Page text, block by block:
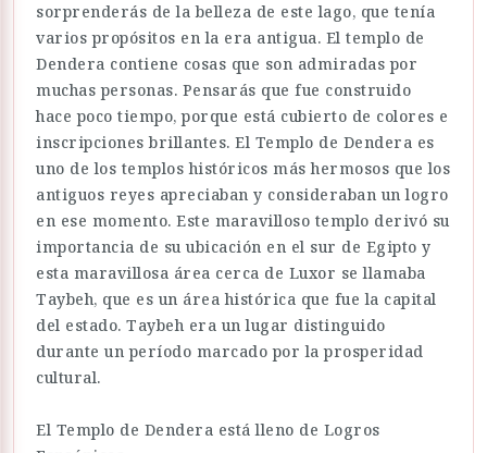
sorprenderás de la belleza de este lago, que tenía
varios propósitos en la era antigua. El templo de
Dendera contiene cosas que son admiradas por
muchas personas. Pensarás que fue construido
hace poco tiempo, porque está cubierto de colores e
inscripciones brillantes. El Templo de Dendera es
uno de los templos históricos más hermosos que los
antiguos reyes apreciaban y consideraban un logro
en ese momento. Este maravilloso templo derivó su
importancia de su ubicación en el sur de Egipto y
esta maravillosa área cerca de Luxor se llamaba
Taybeh, que es un área histórica que fue la capital
del estado. Taybeh era un lugar distinguido
durante un período marcado por la prosperidad
cultural.
El Templo de Dendera está lleno de Logros